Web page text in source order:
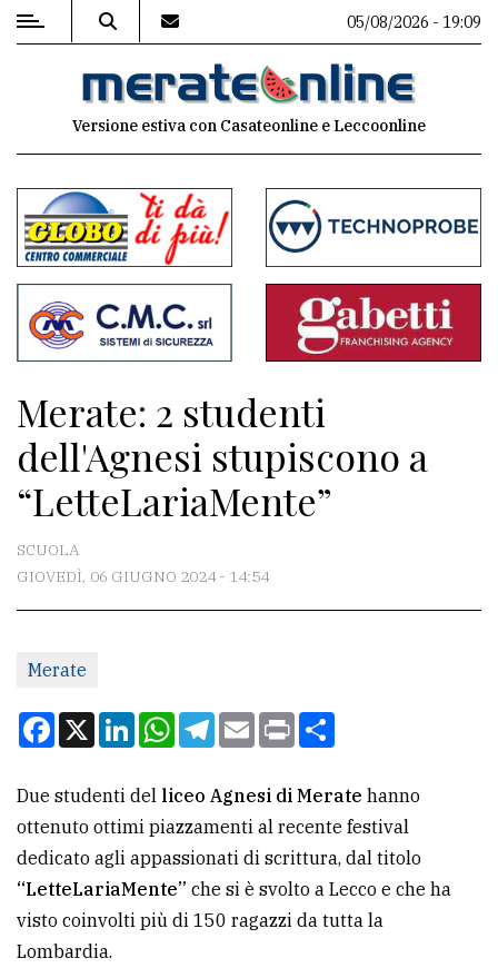
MENU
commenti
Contenuti
del
sito
Associazioni
Meteo
CONTATTI
Scrivici
Per
la
pubblicità
CERCA
Cerca
per
05/08/2026 - 19:09
Versione estiva con Casateonline e Leccoonline
Merate: 2 studenti
dell'Agnesi stupiscono a
“LetteLariaMente”
SCUOLA
GIOVEDÌ, 06 GIUGNO 2024 - 14:54
Merate
Facebook
X LinkedInWhatsApp
Telegram
EmailPrint
Due studenti del liceo Agnesi di Merate hanno
ottenuto ottimi piazzamenti al recente festival
dedicato agli appassionati di scrittura, dal titolo
“LetteLariaMente” che si è svolto a Lecco e che ha
visto coinvolti più di 150 ragazzi da tutta la
Lombardia.